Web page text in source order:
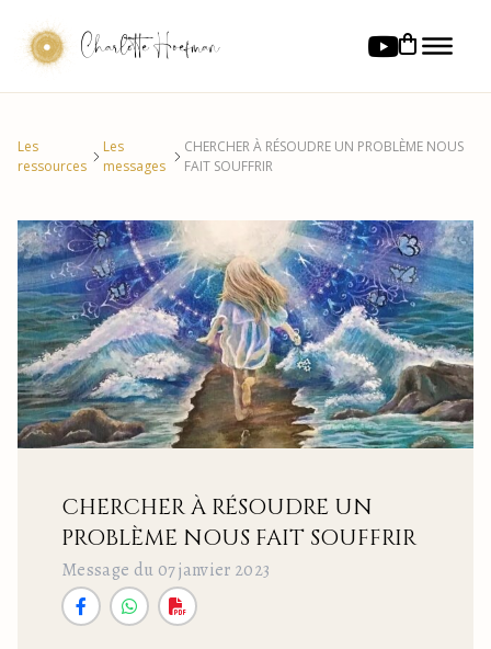
Charlotte Hoefman
Les
ressources
Les
messages
CHERCHER À RÉSOUDRE UN PROBLÈME NOUS
FAIT SOUFFRIR
CHERCHER À RÉSOUDRE UN
PROBLÈME NOUS FAIT SOUFFRIR
Message du 07 janvier 2023